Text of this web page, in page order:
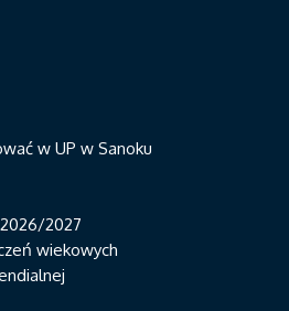
w UP w Sanoku
2027
wiekowych